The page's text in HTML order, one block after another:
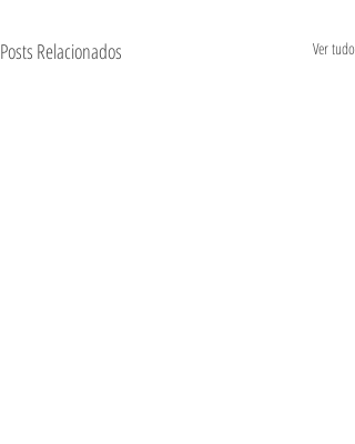
Posts Relacionados Ver tudo